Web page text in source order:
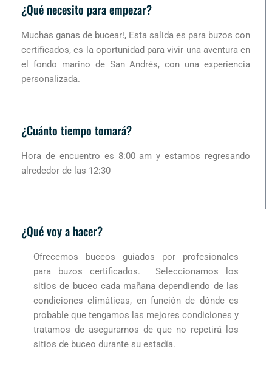
¿Qué necesito para empezar?
Muchas ganas de bucear!, Esta salida es para buzos con
certificados, es la oportunidad para vivir una aventura en
el fondo marino de San Andrés, con una experiencia
personalizada.
¿Cuánto tiempo tomará?
Hora de encuentro es 8:00 am y estamos regresando
alrededor de las 12:30
¿Qué voy a hacer?
Ofrecemos buceos guiados por profesionales
para buzos certificados. Seleccionamos los
sitios de buceo cada mañana dependiendo de las
condiciones climáticas, en función de dónde es
probable que tengamos las mejores condiciones y
tratamos de asegurarnos de que no repetirá los
sitios de buceo durante su estadía.